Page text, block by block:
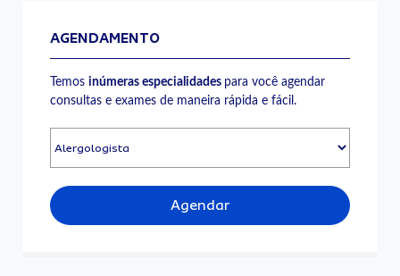
AGENDAMENTO
Temosinúmeras especialidades para você agendar
consultas e exames de maneira rápida e fácil.
Agendar